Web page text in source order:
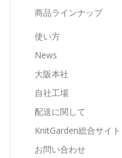
商品ラインナップ
使い方
News
大阪本社
自社工場
配送に関して
KnitGarden総合サイト
お問い合わせ